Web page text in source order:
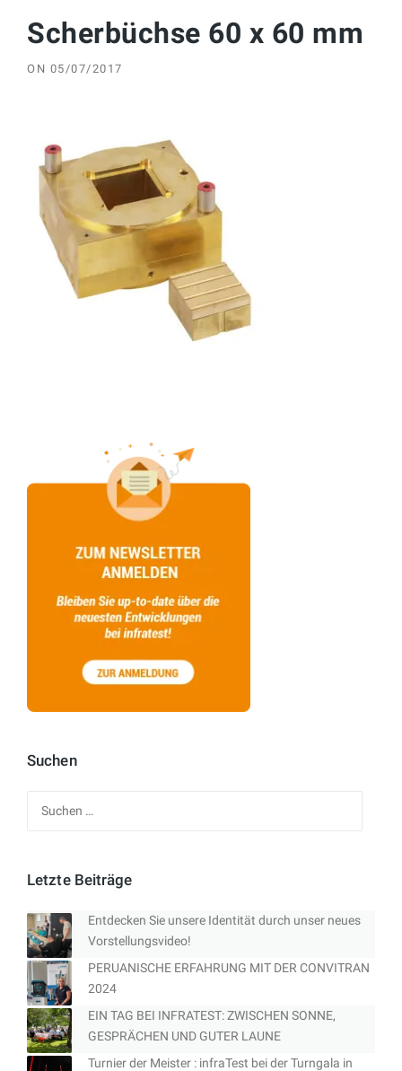
Scherbüchse 60 x 60 mm
ON 05/07/2017
Suchen
Letzte Beiträge
Entdecken Sie unsere Identität durch unser neues
Vorstellungsvideo!
PERUANISCHE ERFAHRUNG MIT DER CONVITRAN
2024
EIN TAG BEI INFRATEST: ZWISCHEN SONNE,
GESPRÄCHEN UND GUTER LAUNE
Turnier der Meister : infraTest bei der Turngala in